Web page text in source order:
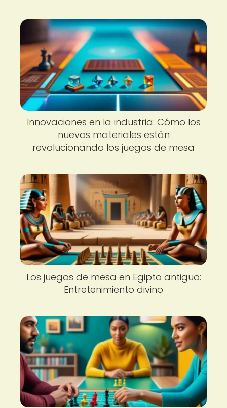
Innovaciones en la industria: Cómo los
nuevos materiales están
revolucionando los juegos de mesa
Los juegos de mesa en Egipto antiguo:
Entretenimiento divino